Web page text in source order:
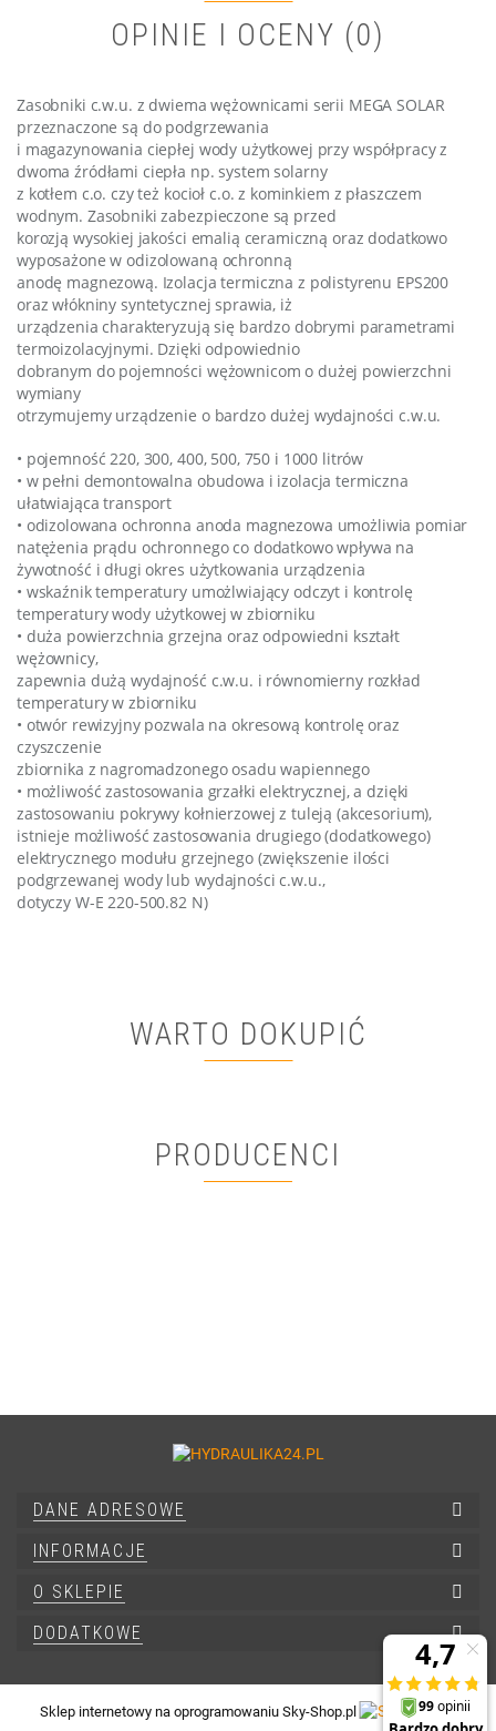
OPINIE I OCENY (0)
Zasobniki c.w.u. z dwiema wężownicami serii MEGA SOLAR
przeznaczone są do podgrzewania
i magazynowania ciepłej wody użytkowej przy współpracy z
dwoma źródłami ciepła np. system solarny
z kotłem c.o. czy też kocioł c.o. z kominkiem z płaszczem
wodnym. Zasobniki zabezpieczone są przed
korozją wysokiej jakości emalią ceramiczną oraz dodatkowo
wyposażone w odizolowaną ochronną
anodę magnezową. Izolacja termiczna z polistyrenu EPS200
oraz włókniny syntetycznej sprawia, iż
urządzenia charakteryzują się bardzo dobrymi parametrami
termoizolacyjnymi. Dzięki odpowiednio
dobranym do pojemności wężownicom o dużej powierzchni
wymiany
otrzymujemy urządzenie o bardzo dużej wydajności c.w.u.
• pojemność 220, 300, 400, 500, 750 i 1000 litrów
• w pełni demontowalna obudowa i izolacja termiczna
ułatwiająca transport
• odizolowana ochronna anoda magnezowa umożliwia pomiar
natężenia prądu ochronnego co dodatkowo wpływa na
żywotność i długi okres użytkowania urządzenia
• wskaźnik temperatury umożlwiający odczyt i kontrolę
temperatury wody użytkowej w zbiorniku
• duża powierzchnia grzejna oraz odpowiedni kształt
wężownicy,
zapewnia dużą wydajność c.w.u. i równomierny rozkład
temperatury w zbiorniku
• otwór rewizyjny pozwala na okresową kontrolę oraz
czyszczenie
zbiornika z nagromadzonego osadu wapiennego
• możliwość zastosowania grzałki elektrycznej, a dzięki
zastosowaniu pokrywy kołnierzowej z tuleją (akcesorium),
istnieje możliwość zastosowania drugiego (dodatkowego)
elektrycznego modułu grzejnego (zwiększenie ilości
podgrzewanej wody lub wydajności c.w.u.,
dotyczy W-E 220-500.82 N)
WARTO DOKUPIĆ
PRODUCENCI
DANE ADRESOWE
INFORMACJE
O SKLEPIE
DODATKOWE
Sklep internetowy na oprogramowaniu Sky-Shop.pl